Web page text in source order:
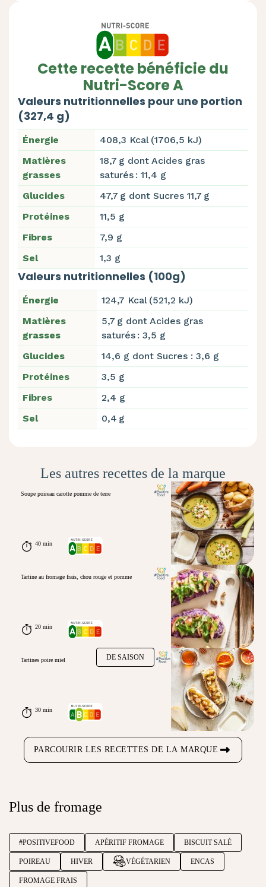
Cette recette bénéficie du
Nutri-Score A
Valeurs nutritionnelles pour une portion
(327,4 g)
Énergie
408,3 Kcal (1706,5 kJ)
Matières
grasses
18,7 g dont Acides gras
saturés : 11,4 g
Glucides
47,7 g dont Sucres 11,7 g
Protéines
11,5 g
Fibres
7,9 g
Sel
1,3 g
Valeurs nutritionnelles (100g)
Énergie
124,7 Kcal (521,2 kJ)
Matières
grasses
5,7 g dont Acides gras
saturés : 3,5 g
Glucides
14,6 g dont Sucres : 3,6 g
Protéines
3,5 g
Fibres
2,4 g
Sel
0,4 g
Les autres recettes de la marque
Soupe poireau carotte pomme de terre
40 min
Tartine au fromage frais, chou rouge et pomme
20 min
DE SAISON
Tartines poire miel
30 min
PARCOURIR LES RECETTES DE LA MARQUE
Plus de fromage
#POSITIVEFOOD APÉRITIF FROMAGE BISCUIT SALÉ
POIREAU HIVER VÉGÉTARIEN ENCAS
FROMAGE FRAIS